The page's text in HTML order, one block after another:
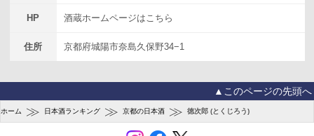
HP 酒蔵ホームページはこちら
住所 京都府城陽市奈島久保野34−1
▲このページの先頭へ
ホーム ≫ 日本酒ランキング ≫ 京都の日本酒 ≫ 徳次郎 (とくじろう)